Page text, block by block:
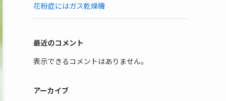
花粉症にはガス乾燥機
最近のコメント
表示できるコメントはありません。
アーカイブ